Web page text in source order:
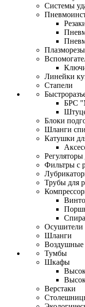
Системы
Плазморезы
Линейки
Стапели
БРС
Блоки
Шланги
Катушки
Регуляторы
Фильтры с
Трубы для
Осушители
Шланги
Воздушные
Тумбы
Шкафы
Верстаки